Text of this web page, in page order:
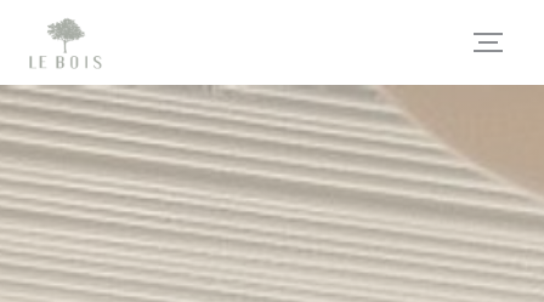
Panel pro správu cookies